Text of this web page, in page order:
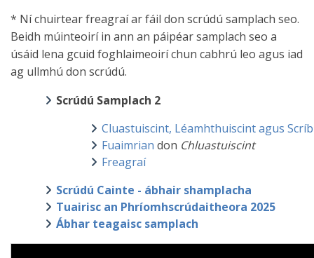
​* Ní chuirtear freagraí ar fáil don scrúdú samplach seo.
Beidh múinteoirí in ann an páipéar samplach seo a
úsáid lena gcuid foghlaimeoirí chun cabhrú leo agus iad
ag ullmhú don scrúdú.
Scrúdú Samplach 2
Cluastuiscint, Léamhthuiscint agus
Fuaimrian don Chluastuiscint
Freagraí
Scrúdú Cainte - ábhair shamplacha
Tuairisc an Phríomhscrúdaitheora 2025
Ábhar teagaisc samplach